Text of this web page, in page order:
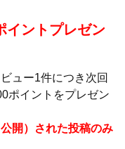
イントプレゼン
ュー1件につき次回
ポイントをプレゼン
開）された投稿のみ